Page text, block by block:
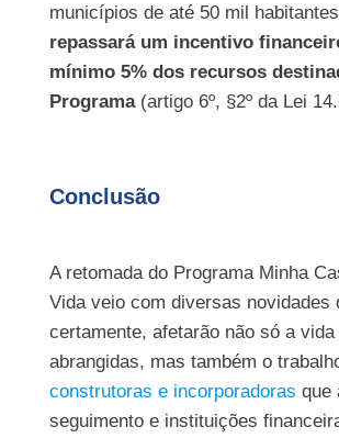
municípios de até 50 mil
repassará um incentivo
mínimo 5% dos recursos
Programa(artigo 6º, §2º da Lei
Conclusão
A retomada do Programa Minha
Vida veio com diversas novidades
certamente, afetarão não só a
abrangidas, mas também o
construtoras e incorporadoras que
seguimento e instituições